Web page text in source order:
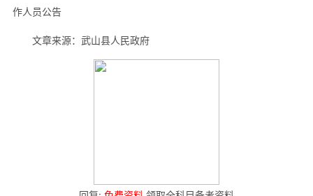
作人员公告
文章来源：武山县人民政府